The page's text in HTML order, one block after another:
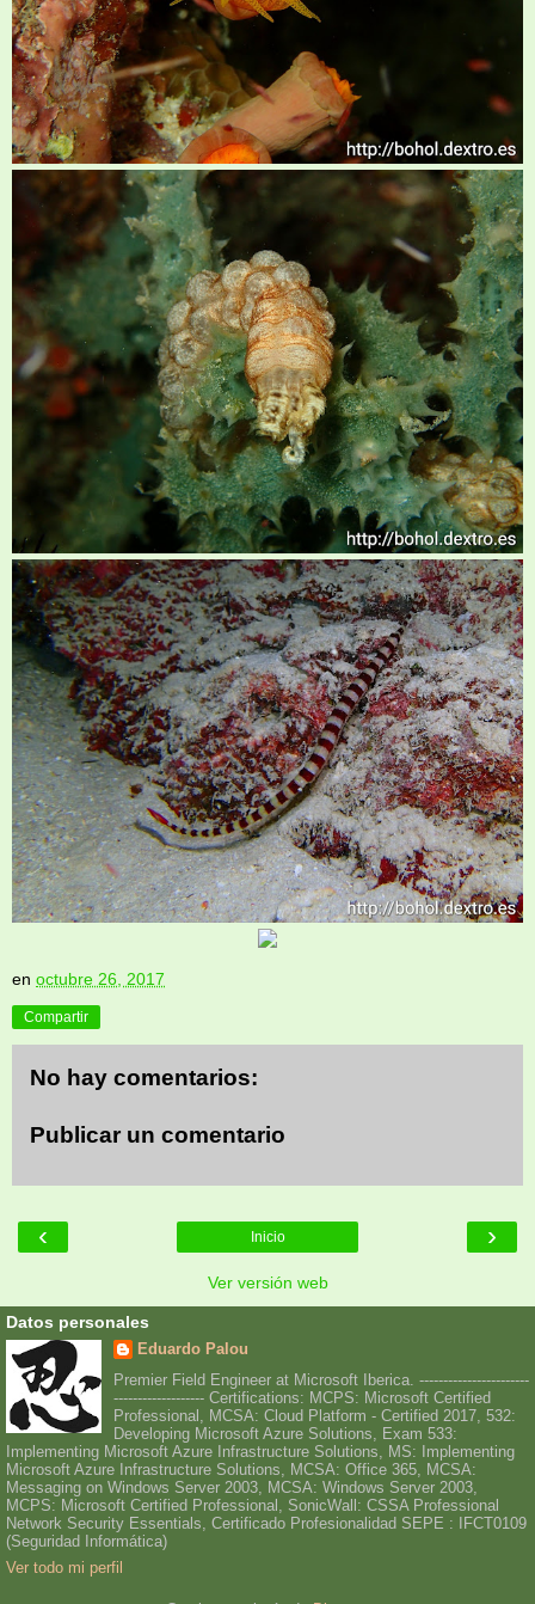
en octubre 26, 2017
Compartir
No hay comentarios:
Publicar un comentario
‹ ›
Inicio
Ver versión web
Datos personales
Eduardo Palou
Premier Field Engineer at Microsoft Iberica. -----------------------
------------------- Certifications: MCPS: Microsoft Certified
Professional, MCSA: Cloud Platform - Certified 2017, 532:
Developing Microsoft Azure Solutions, Exam 533:
Implementing Microsoft Azure Infrastructure Solutions, MS: Implementing
Microsoft Azure Infrastructure Solutions, MCSA: Office 365, MCSA:
Messaging on Windows Server 2003, MCSA: Windows Server 2003,
MCPS: Microsoft Certified Professional, SonicWall: CSSA Professional
Network Security Essentials, Certificado Profesionalidad SEPE : IFCT0109
(Seguridad Informática)
Ver todo mi perfil